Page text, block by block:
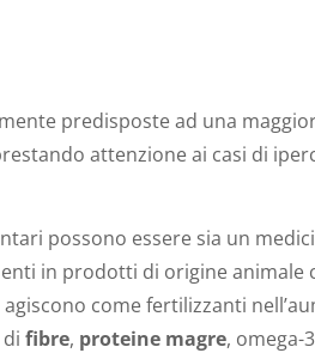
predisposte ad una
attenzione ai casi di
possono essere sia un
in prodotti di origine
come fertilizzanti
fibre, proteine magre, omega-